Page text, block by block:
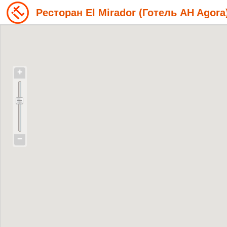
Ресторан El Mirador (Готель AH
+
−